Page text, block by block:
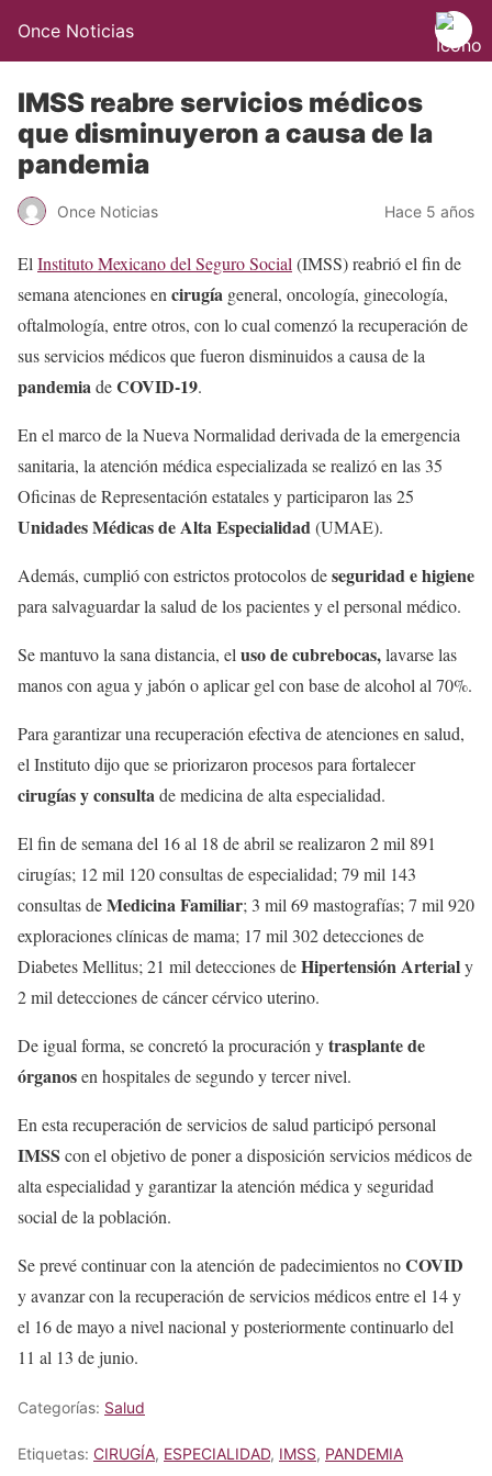
Once Noticias
IMSS reabre servicios médicos
que disminuyeron a causa de la
pandemia
Once Noticias Hace 5 años
El Instituto Mexicano del Seguro Social (IMSS) reabrió el fin de
semana atenciones en cirugía general, oncología, ginecología,
oftalmología, entre otros, con lo cual comenzó la recuperación de
sus servicios médicos que fueron disminuidos a causa de la
pandemiadeCOVID-19.
En el marco de la Nueva Normalidad derivada de la emergencia
sanitaria, la atención médica especializada se realizó en las 35
Oficinas de Representación estatales y participaron las 25
Unidades Médicas de Alta Especialidad(UMAE).
Además, cumplió con estrictos protocolos deseguridad e higiene
para salvaguardar la salud de los pacientes y el personal médico.
Se mantuvo la sana distancia, el uso de cubrebocas,lavarse las
manos con agua y jabón o aplicar gel con base de alcohol al 70%.
Para garantizar una recuperación efectiva de atenciones en salud,
el Instituto dijo que se priorizaron procesos para fortalecer
cirugías y consultade medicina de alta especialidad.
El fin de semana del 16 al 18 de abril se realizaron 2 mil 891
cirugías; 12 mil 120 consultas de especialidad; 79 mil 143
consultas deMedicina Familiar; 3 mil 69 mastografías; 7 mil 920
exploraciones clínicas de mama; 17 mil 302 detecciones de
Diabetes Mellitus; 21 mil detecciones deHipertensión Arterialy
2 mil detecciones de cáncer cérvico uterino.
De igual forma, se concretó la procuración ytrasplante de
órganosen hospitales de segundo y tercer nivel.
En esta recuperación de servicios de salud participó personal
IMSS con el objetivo de poner a disposición servicios médicos de
alta especialidad y garantizar la atención médica y seguridad
social de la población.
Se prevé continuar con la atención de padecimientos noCOVID
y avanzar con la recuperación de servicios médicos entre el 14 y
el 16 de mayo a nivel nacional y posteriormente continuarlo del
11 al 13 de junio.
Categorías: Salud
Etiquetas: CIRUGÍA, ESPECIALIDAD, IMSS, PANDEMIA